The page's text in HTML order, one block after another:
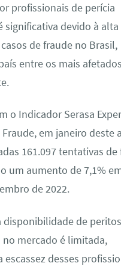
profissionais de perícia
significativa devido à alta
de fraude no Brasil,
entre os mais afetados
o Indicador Serasa
em janeiro deste
161.097 tentativas de
um aumento de 7,1%
de 2022.
disponibilidade de peritos
no mercado é limitada,
desses